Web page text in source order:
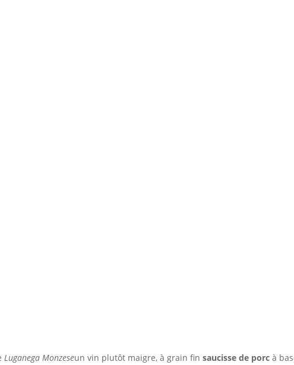
Luganega Monzeseun vin plutôt maigre, à grain fin saucisse de porc à